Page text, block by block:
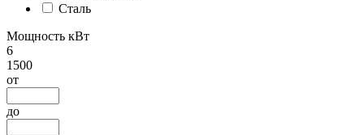
Сталь
Мощность кВт
6
1500
от
до